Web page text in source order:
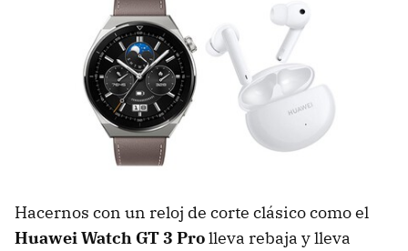
Hacernos con un reloj de corte clásico como el
Huawei Watch GT 3 Prolleva rebaja y lleva